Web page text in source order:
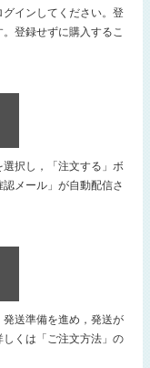
グインしてください。登
登録せずに購入するこ
択し，「注文する」ボ
メール」が自動配信さ
送準備を進め，発送が
くは「ご注文方法」の